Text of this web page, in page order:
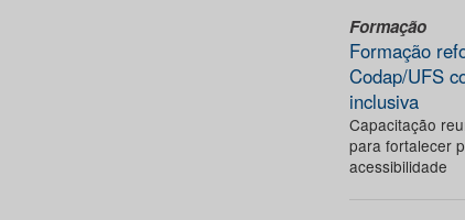
Formação
Formação
Codap/UFS
inclusiva
Capacitação
para fortalecer
acessibilidade